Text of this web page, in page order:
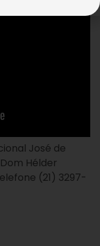
José de
Hélder
(21) 3297-